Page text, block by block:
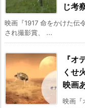
じ考
映画『1917 命をかけた伝
され撮影賞、 ...
『オ
くせ
映画
映画『